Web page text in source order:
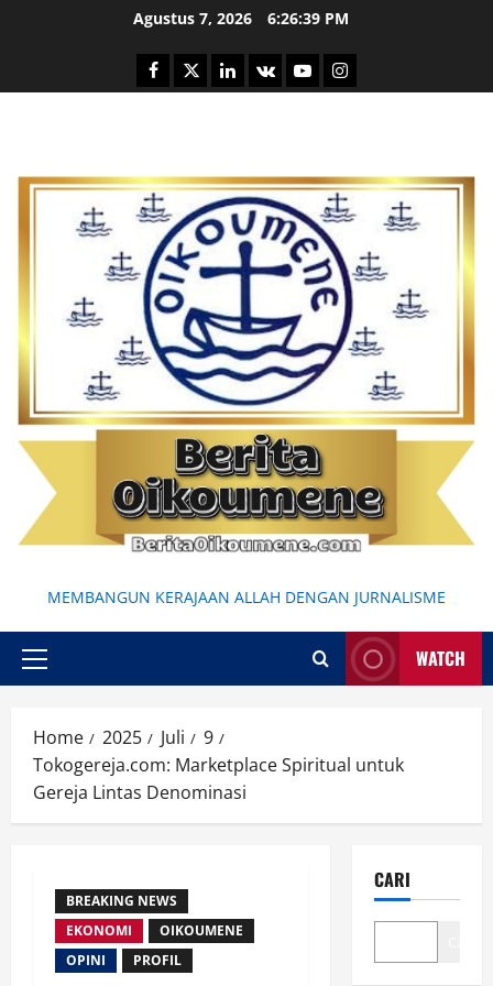
Agustus 7, 2026 6:26:40 PM
Facebook
TwitterLinkedin
VK YoutubeInstagram
MEMBANGUN KERAJAAN ALLAH DENGAN JURNALISME
Primary
WATCH
Home 2025 Juli
9
Tokogereja.com: Marketplace Spiritual untuk
Gereja Lintas Denominasi
BREAKING NEWS
EKONOMI
OIKOUMENE
OPINI
PROFIL
CARI